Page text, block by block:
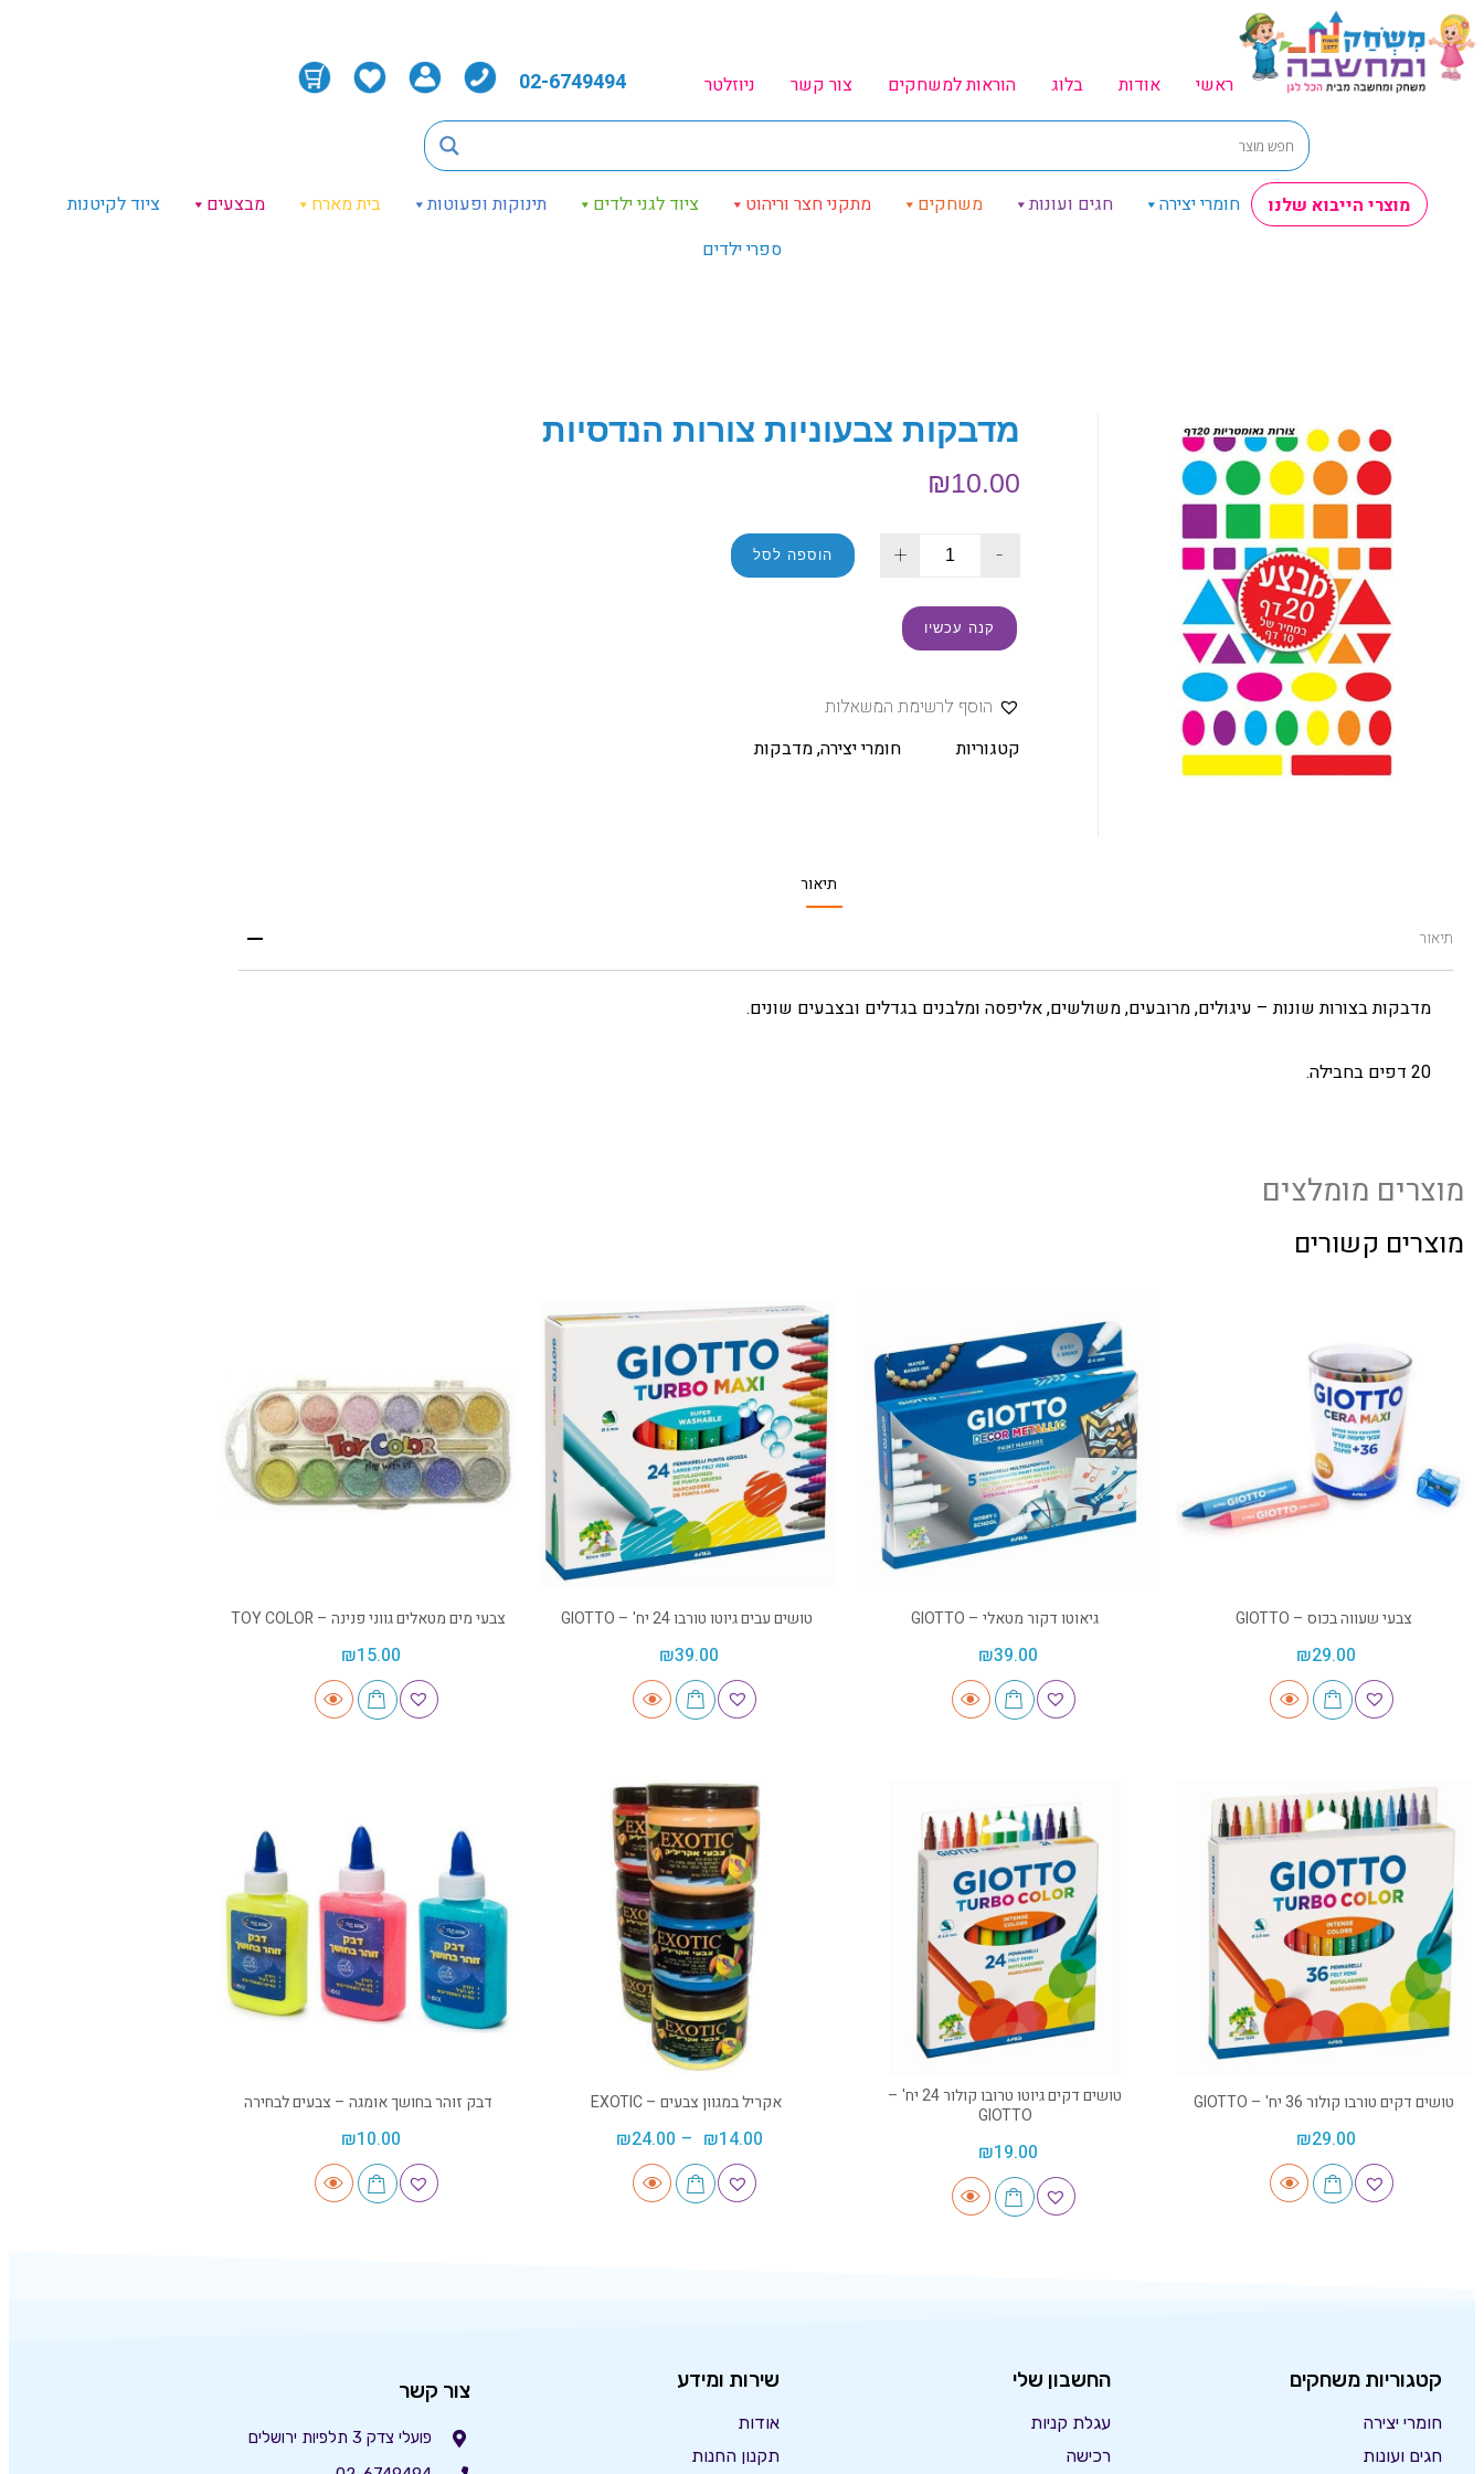
ראשי אודות בלוג הוראות למשחקים צור קשר ניוזלטר 02-6749494
מוצרי הייבוא שלנו חומרי יצירה חגים ועונות משחקים מתקני חצר וריהוט ציוד לגני ילדים תינוקות ופעוטות בית מארח מבצעים
ציוד לקיטנות
ספרי ילדים
מדבקות צבעוניות צורות הנדסיות
₪10.00
-
+ הוספה לסל
קנה עכשיו
הוסף לרשימת המשאלות
קטגוריות
חומרי יצירה,מדבקות
תיאור
תיאור
מדבקות בצורות שונות – עיגולים, מרובעים, משולשים, אליפסה ומלבנים בגדלים ובצבעים שונים.
20 דפים בחבילה.
מוצרים מומלצים
מוצרים קשורים
צבעי שעווה בכוס – GIOTTO
₪29.00
גיאוטו דקור מטאלי – GIOTTO
₪39.00
טושים עבים גיוטו טורבו 24 יח' – GIOTTO
₪39.00
צבעי מים מטאלים גווני פנינה – TOY COLOR
₪15.00
טושים דקים טורבו קולור 36 יח' – GIOTTO
₪29.00
טושים דקים גיוטו טרובו קולור 24 יח' –
GIOTTO
₪19.00
אקריל במגוון צבעים – EXOTIC
₪14.00
–
₪24.00
דבק זוהר בחושך אומגה – צבעים לבחירה
₪10.00
קטגוריות משחקים
חומרי יצירה
חגים ועונות
החשבון שלי
עגלת קניות
רכישה
שירות ומידע
אודות
תקנון החנות
צור קשר
פועלי צדק 3 תלפיות ירושלים